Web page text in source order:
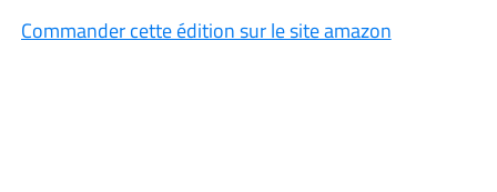
Commander cette édition sur le site amazon